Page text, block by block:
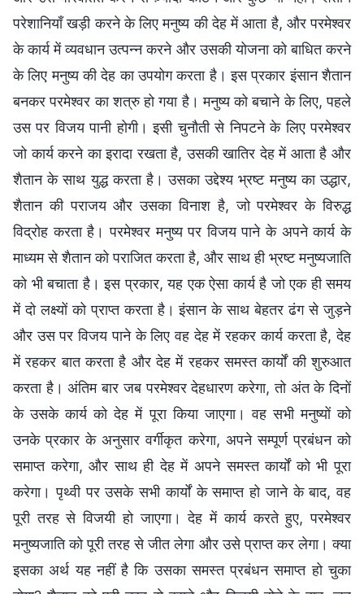
परेशानियाँ खड़ी करने के लिए मनुष्य की देह में आता है, और परमेश्वर
के कार्य में व्यवधान उत्पन्न करने और उसकी योजना को बाधित करने
के लिए मनुष्य की देह का उपयोग करता है। इस प्रकार इंसान शैतान
बनकर परमेश्वर का शत्रु हो गया है। मनुष्य को बचाने के लिए, पहले
उस पर विजय पानी होगी। इसी चुनौती से निपटने के लिए परमेश्वर
जो कार्य करने का इरादा रखता है, उसकी खातिर देह में आता है और
शैतान के साथ युद्ध करता है। उसका उद्देश्य भ्रष्ट मनुष्य का उद्धार,
शैतान की पराजय और उसका विनाश है, जो परमेश्वर के विरुद्ध
विद्रोह करता है। परमेश्वर मनुष्य पर विजय पाने के अपने कार्य के
माध्यम से शैतान को पराजित करता है, और साथ ही भ्रष्ट मनुष्यजाति
को भी बचाता है। इस प्रकार, यह एक ऐसा कार्य है जो एक ही समय
में दो लक्ष्यों को प्राप्त करता है। इंसान के साथ बेहतर ढंग से जुड़ने
और उस पर विजय पाने के लिए वह देह में रहकर कार्य करता है, देह
में रहकर बात करता है और देह में रहकर समस्त कार्यों की शुरुआत
करता है। अंतिम बार जब परमेश्वर देहधारण करेगा, तो अंत के दिनों
के उसके कार्य को देह में पूरा किया जाएगा। वह सभी मनुष्यों को
उनके प्रकार के अनुसार वर्गीकृत करेगा, अपने सम्पूर्ण प्रबंधन को
समाप्त करेगा, और साथ ही देह में अपने समस्त कार्यों को भी पूरा
करेगा। पृथ्वी पर उसके सभी कार्यों के समाप्त हो जाने के बाद, वह
पूरी तरह से विजयी हो जाएगा। देह में कार्य करते हुए, परमेश्वर
मनुष्यजाति को पूरी तरह से जीत लेगा और उसे प्राप्त कर लेगा। क्या
इसका अर्थ यह नहीं है कि उसका समस्त प्रबंधन समाप्त हो चुका